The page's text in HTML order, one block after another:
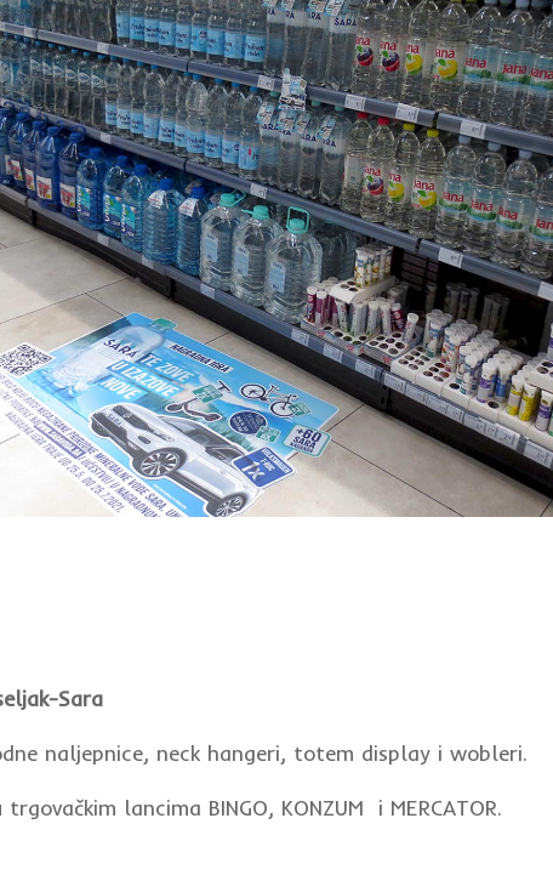
Sara
naljepnice, neck hangeri, totem display i wobleri.
lancima BINGO, KONZUM i MERCATOR.